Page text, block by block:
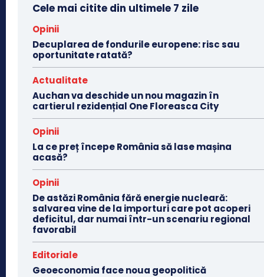
Cele mai citite din ultimele 7 zile
Opinii
Decuplarea de fondurile europene: risc sau
oportunitate ratată?
Actualitate
Auchan va deschide un nou magazin în
cartierul rezidențial One Floreasca City
Opinii
La ce preț începe România să lase mașina
acasă?
Opinii
De astăzi România fără energie nucleară:
salvarea vine de la importuri care pot acoperi
deficitul, dar numai într-un scenariu regional
favorabil
Editoriale
Geoeconomia face noua geopolitică